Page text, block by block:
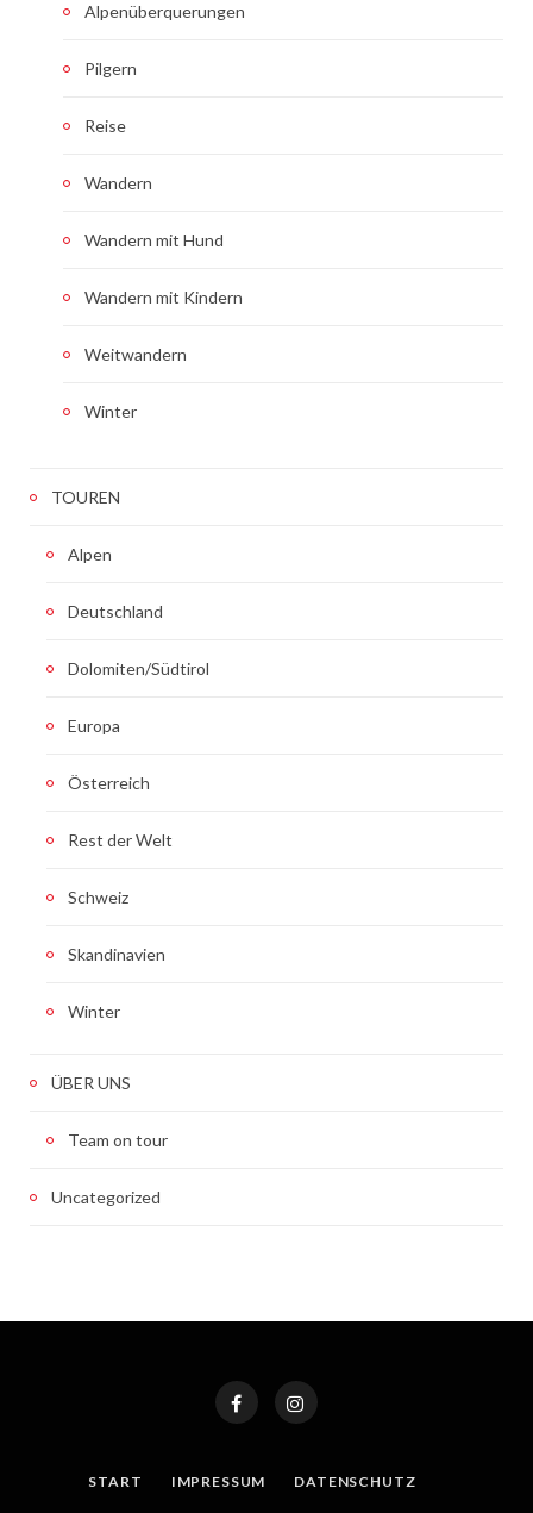
Alpenüberquerungen
Pilgern
Reise
Wandern
Wandern mit Hund
Wandern mit Kindern
Weitwandern
Winter
TOUREN
Alpen
Deutschland
Dolomiten/Südtirol
Europa
Österreich
Rest der Welt
Schweiz
Skandinavien
Winter
ÜBER UNS
Team on tour
Uncategorized
START IMPRESSUM DATENSCHUTZ